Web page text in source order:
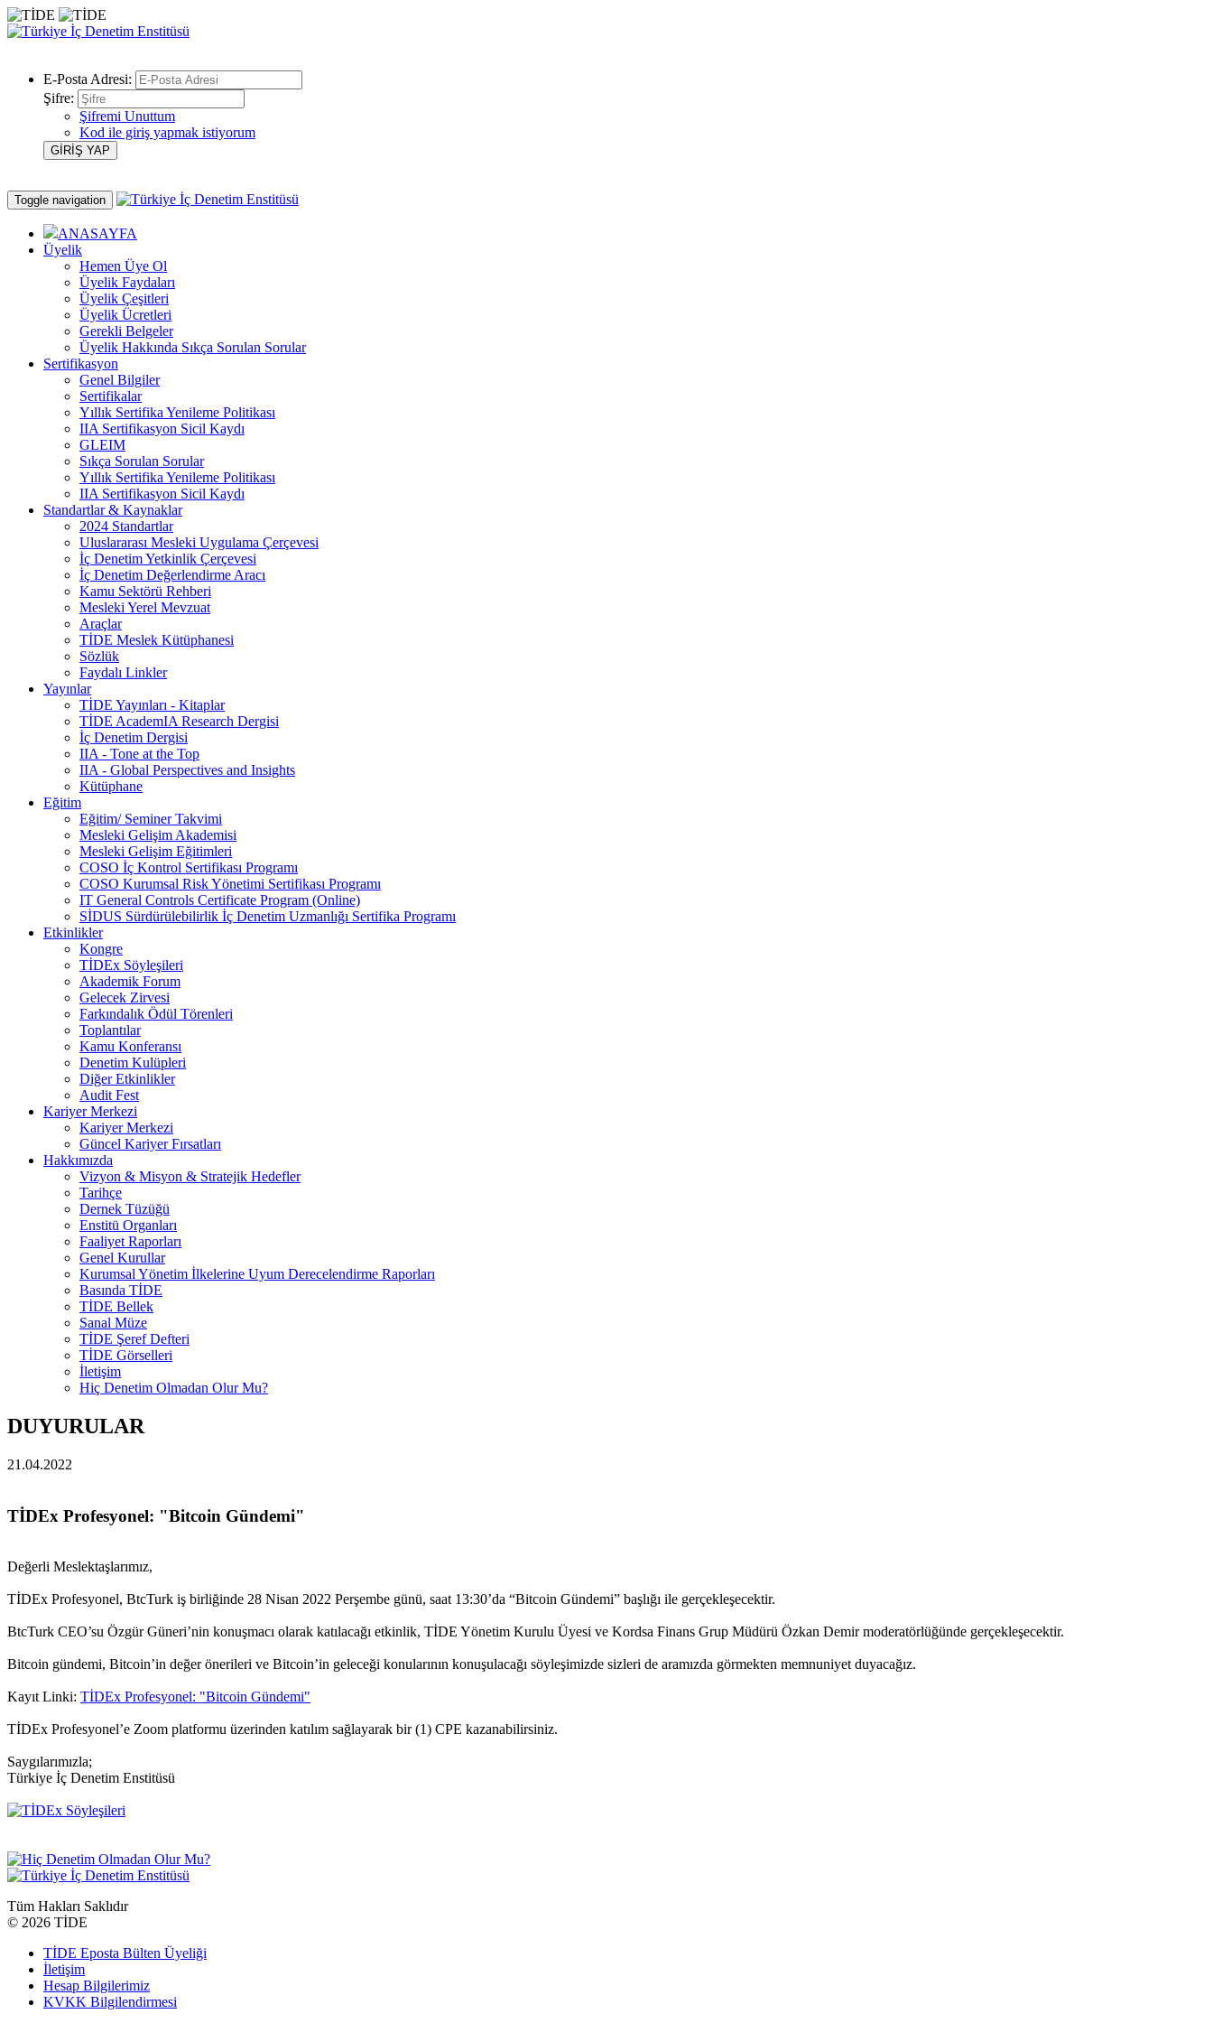
E-Posta Adresi:
Şifre:
Şifremi Unuttum
Kod ile giriş yapmak istiyorum
Toggle navigation
ANASAYFA
Üyelik
Hemen Üye Ol
Üyelik Faydaları
Üyelik Çeşitleri
Üyelik Ücretleri
Gerekli Belgeler
Üyelik Hakkında Sıkça Sorulan Sorular
Sertifikasyon
Genel Bilgiler
Sertifikalar
Yıllık Sertifika Yenileme Politikası
IIA Sertifikasyon Sicil Kaydı
GLEIM
Sıkça Sorulan Sorular
Yıllık Sertifika Yenileme Politikası
IIA Sertifikasyon Sicil Kaydı
Standartlar & Kaynaklar
2024 Standartlar
Uluslararası Mesleki Uygulama Çerçevesi
İç Denetim Yetkinlik Çerçevesi
İç Denetim Değerlendirme Aracı
Kamu Sektörü Rehberi
Mesleki Yerel Mevzuat
Araçlar
TİDE Meslek Kütüphanesi
Sözlük
Faydalı Linkler
Yayınlar
TİDE Yayınları - Kitaplar
TİDE AcademIA Research Dergisi
İç Denetim Dergisi
IIA - Tone at the Top
IIA - Global Perspectives and Insights
Kütüphane
Eğitim
Eğitim/ Seminer Takvimi
Mesleki Gelişim Akademisi
Mesleki Gelişim Eğitimleri
COSO İç Kontrol Sertifikası Programı
COSO Kurumsal Risk Yönetimi Sertifikası Programı
IT General Controls Certificate Program (Online)
SİDUS Sürdürülebilirlik İç Denetim Uzmanlığı Sertifika Programı
Etkinlikler
Kongre
TİDEx Söyleşileri
Akademik Forum
Gelecek Zirvesi
Farkındalık Ödül Törenleri
Toplantılar
Kamu Konferansı
Denetim Kulüpleri
Diğer Etkinlikler
Audit Fest
Kariyer Merkezi
Kariyer Merkezi
Güncel Kariyer Fırsatları
Hakkımızda
Vizyon & Misyon & Stratejik Hedefler
Tarihçe
Dernek Tüzüğü
Enstitü Organları
Faaliyet Raporları
Genel Kurullar
Kurumsal Yönetim İlkelerine Uyum Derecelendirme Raporları
Basında TİDE
TİDE Bellek
Sanal Müze
TİDE Şeref Defteri
TİDE Görselleri
İletişim
Hiç Denetim Olmadan Olur Mu?
DUYURULAR
21.04.2022
TİDEx Profesyonel: "Bitcoin Gündemi"
Değerli Meslektaşlarımız,
TİDEx Profesyonel, BtcTurk iş birliğinde 28 Nisan 2022 Perşembe günü, saat 13:30’da “Bitcoin Gündemi” başlığı ile gerçekleşecektir.
BtcTurk CEO’su Özgür Güneri’nin konuşmacı olarak katılacağı etkinlik, TİDE Yönetim Kurulu Üyesi ve Kordsa Finans Grup Müdürü Özkan Demir moderatörlüğünde gerçekleşecektir.
Bitcoin gündemi, Bitcoin’in değer önerileri ve Bitcoin’in geleceği konularının konuşulacağı söyleşimizde sizleri de aramızda görmekten memnuniyet duyacağız.
Kayıt Linki: TİDEx Profesyonel: "Bitcoin Gündemi"
TİDEx Profesyonel’e Zoom platformu üzerinden katılım sağlayarak bir (1) CPE kazanabilirsiniz.
Saygılarımızla;
Türkiye İç Denetim Enstitüsü
Tüm Hakları Saklıdır
© 2026 TİDE
TİDE Eposta Bülten Üyeliği
İletişim
Hesap Bilgilerimiz
KVKK Bilgilendirmesi